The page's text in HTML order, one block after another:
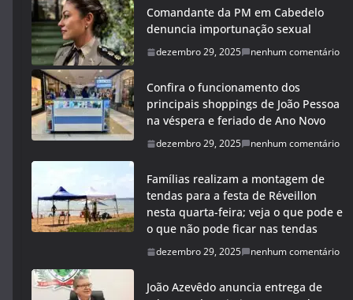
Comandante da PM em Cabedelo
denuncia importunação sexual
dezembro 29, 2025 nenhum comentário
Confira o funcionamento dos
principais shoppings de João Pessoa
na véspera e feriado de Ano Novo
dezembro 29, 2025 nenhum comentário
Famílias realizam a montagem de
tendas para a festa de Réveillon
nesta quarta-feira; veja o que pode e
o que não pode ficar nas tendas
dezembro 29, 2025 nenhum comentário
João Azevêdo anuncia entrega de